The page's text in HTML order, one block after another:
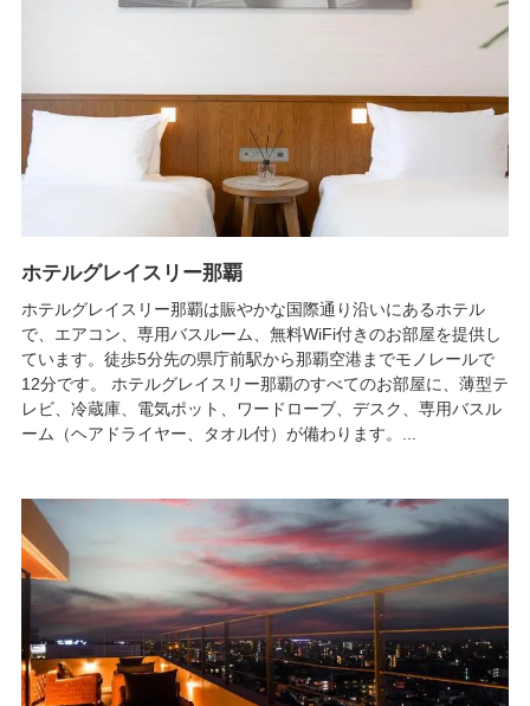
ホテルグレイスリー那覇
ホテルグレイスリー那覇は賑やかな国際通り沿いにあるホテル
で、エアコン、専用バスルーム、無料WiFi付きのお部屋を提供し
ています。徒歩5分先の県庁前駅から那覇空港までモノレールで
12分です。 ホテルグレイスリー那覇のすべてのお部屋に、薄型テ
レビ、冷蔵庫、電気ポット、ワードローブ、デスク、専用バスル
ーム（ヘアドライヤー、タオル付）が備わります。...